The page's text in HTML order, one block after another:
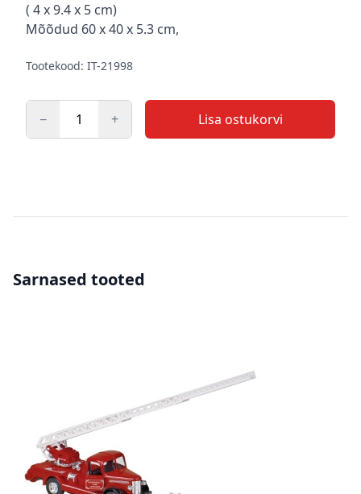
( 4 x 9.4 x 5 cm)
Mõõdud 60 x 40 x 5.3 cm,
Tootekood: IT-21998
− + Lisa ostukorvi
Sarnased tooted